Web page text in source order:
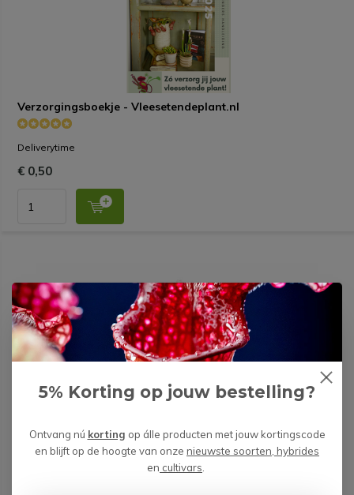
Verzorgingsboekje - Vleesetendeplant.nl
Deliverytime
€ 0,50
Perliet - 12 liter
Deliverytime
5% Korting op jouw bestelling?
Ontvang nú korting op álle producten met jouw kortingscode
en blijft op de hoogte van onze nieuwste soorten, hybrides
en cultivars